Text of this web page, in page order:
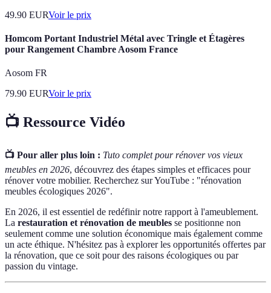
49.90 EURVoir le prix
Homcom Portant Industriel Métal avec Tringle et Étagères
pour Rangement Chambre Aosom France
Aosom FR
79.90 EURVoir le prix
📺 Ressource Vidéo
📺 Pour aller plus loin : Tuto complet pour rénover vos vieux
meubles en 2026, découvrez des étapes simples et efficaces pour
rénover votre mobilier. Recherchez sur YouTube : "rénovation
meubles écologiques 2026".
En 2026, il est essentiel de redéfinir notre rapport à l'ameublement.
La restauration et rénovation de meubles se positionne non
seulement comme une solution économique mais également comme
un acte éthique. N'hésitez pas à explorer les opportunités offertes par
la rénovation, que ce soit pour des raisons écologiques ou par
passion du vintage.